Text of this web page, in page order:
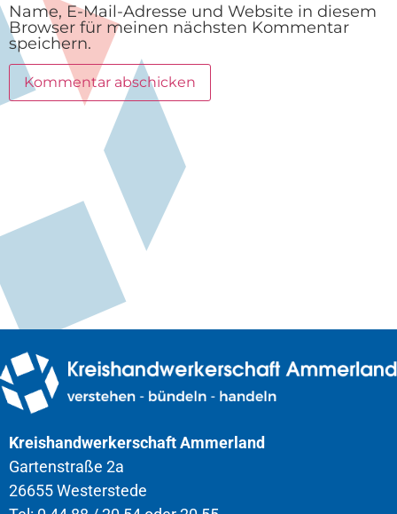
Name, E-Mail-Adresse und Website in diesem
Browser für meinen nächsten Kommentar
speichern.
Kreishandwerkerschaft Ammerland
Gartenstraße 2a
26655 Westerstede